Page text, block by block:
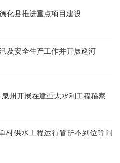
化县推进重点项目建设
及安全生产工作并开展巡河
州开展在建重大水利工程稽察
村供水工程运行管护不到位等问